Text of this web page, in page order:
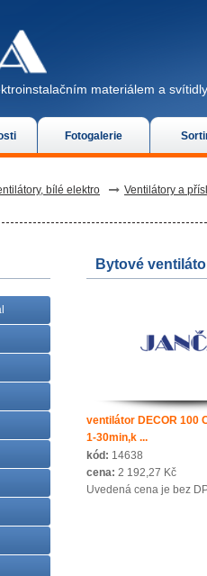
Fotogalerie
materiálem a
bílé elektro Ventilátory a
Bytové
ventilátor DECOR 100
1-30min,k ...
kód: 14638
cena: 2 192,27 Kč
Uvedená cena je bez